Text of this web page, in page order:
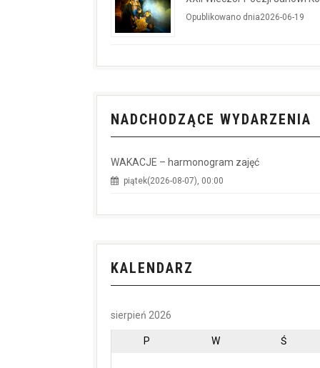
Opublikowano dnia2026-06-19
NADCHODZĄCE WYDARZENIA
WAKACJE – harmonogram zajęć
piątek(2026-08-07), 00:00
KALENDARZ
sierpień 2026
P W Ś